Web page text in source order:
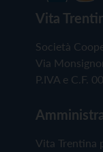
Vita
Società
Via
P.IVA e C.F.
Vita Trentina